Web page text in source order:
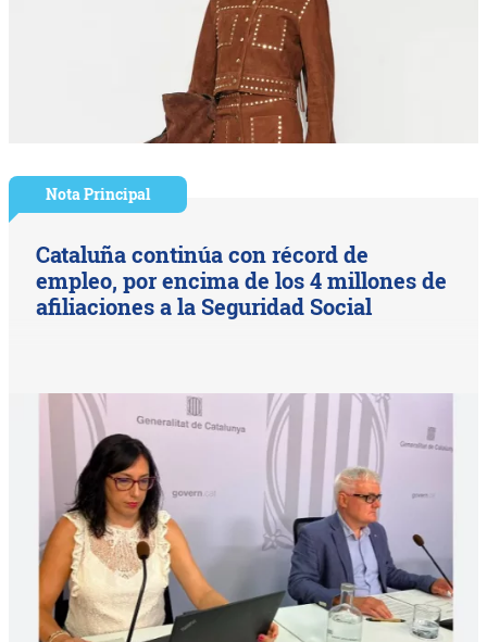
Nota Principal
Cataluña continúa con récord de
empleo, por encima de los 4 millones de
afiliaciones a la Seguridad Social